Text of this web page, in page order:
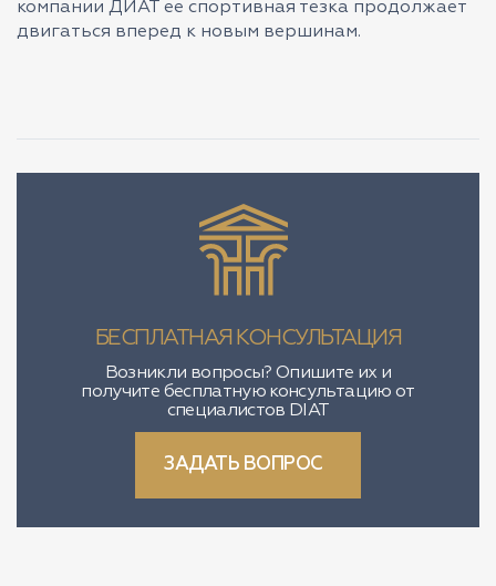
компании ДИАТ ее спортивная тезка продолжает
двигаться вперед к новым вершинам.
БЕСПЛАТНАЯ КОНСУЛЬТАЦИЯ
Возникли вопросы? Опишите их и
получите бесплатную консультацию от
специалистов DIAT
ЗАДАТЬ ВОПРОС